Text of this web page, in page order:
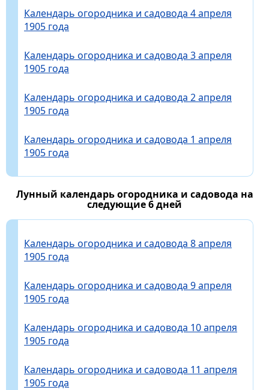
Календарь огородника и садовода 4 апреля
1905 года
Календарь огородника и садовода 3 апреля
1905 года
Календарь огородника и садовода 2 апреля
1905 года
Календарь огородника и садовода 1 апреля
1905 года
Лунный календарь огородника и садовода на
следующие 6 дней
Календарь огородника и садовода 8 апреля
1905 года
Календарь огородника и садовода 9 апреля
1905 года
Календарь огородника и садовода 10 апреля
1905 года
Календарь огородника и садовода 11 апреля
1905 года